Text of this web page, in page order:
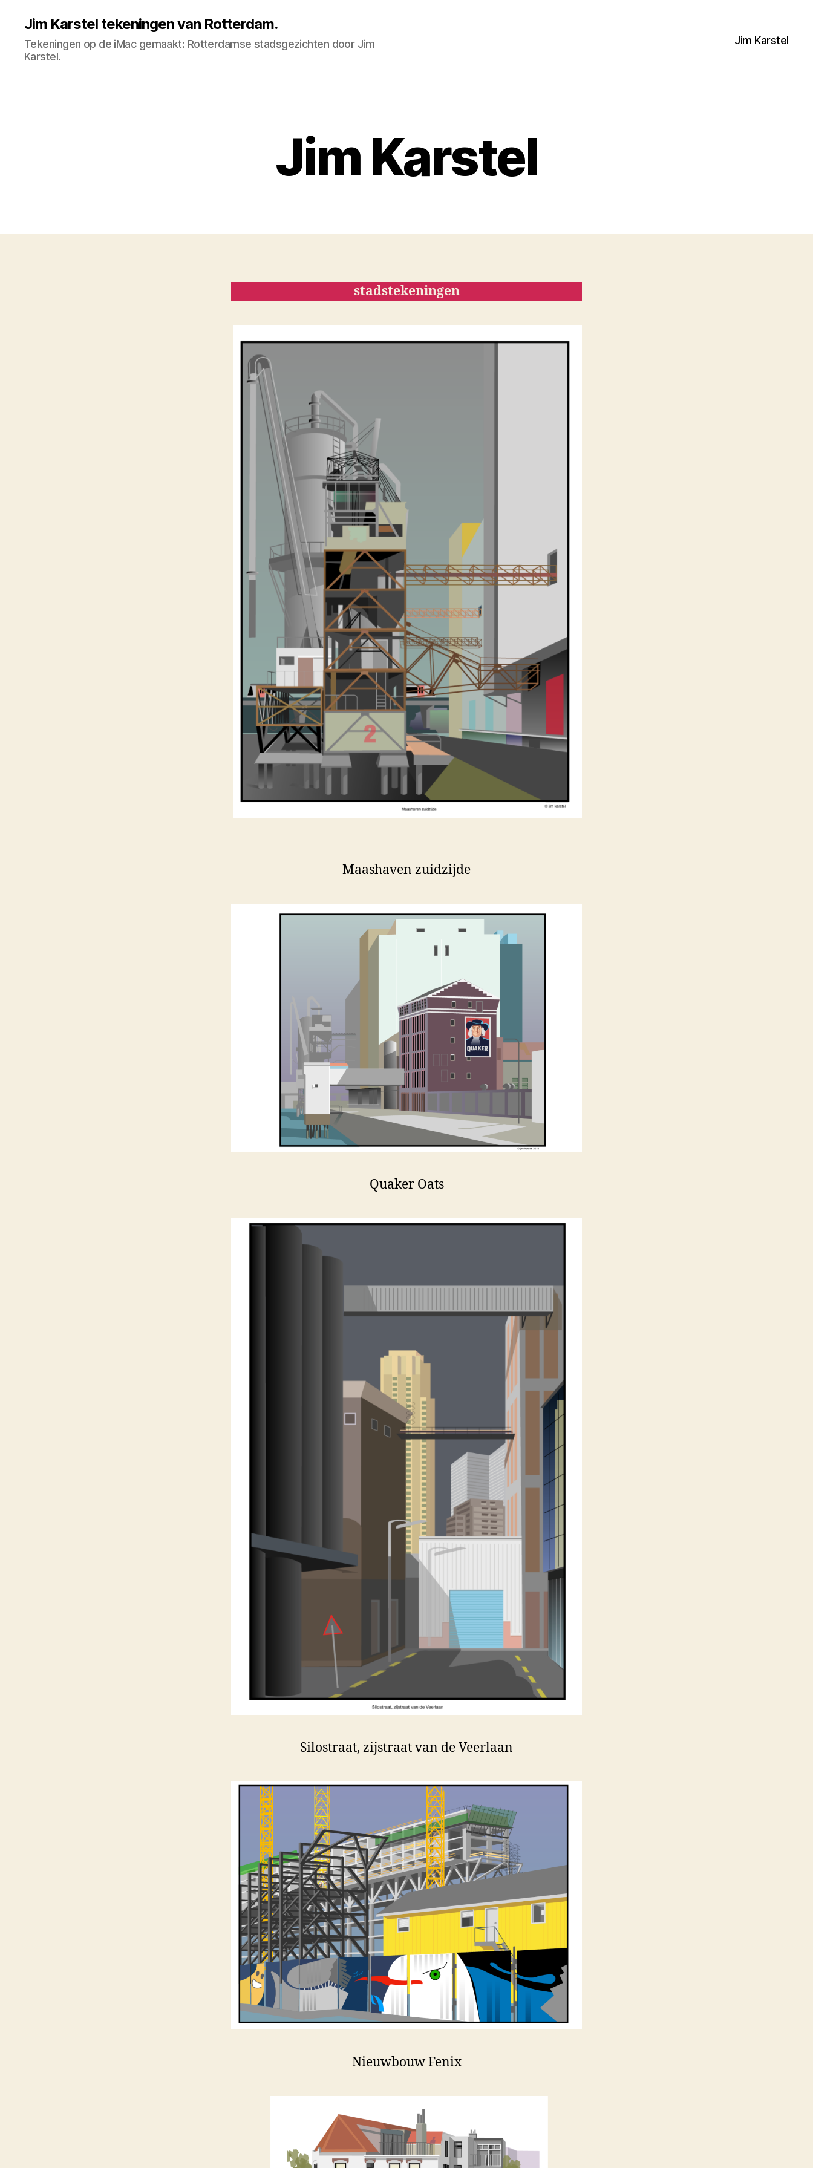
Jim Karstel tekeningen van Rotterdam.
Tekeningen op de iMac gemaakt: Rotterdamse stadsgezichten door Jim
Karstel.
Jim Karstel
Jim Karstel
stadstekeningen
Maashaven zuidzijde
Quaker Oats
Silostraat, zijstraat van de Veerlaan
Nieuwbouw Fenix